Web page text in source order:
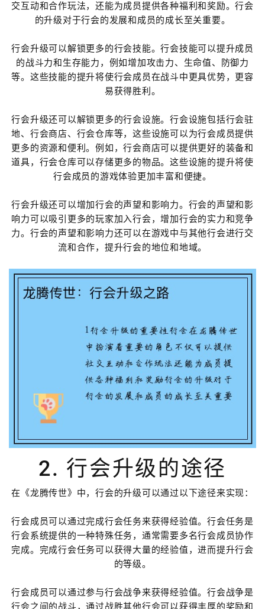
交互动和合作玩法，还能为成员提供各种福利和奖励。行会
的升级对于行会的发展和成员的成长至关重要。
行会升级可以解锁更多的行会技能。行会技能可以提升成员
的战斗力和生存能力，例如增加攻击力、生命值、防御力
等。这些技能的提升将使行会成员在战斗中更具优势，更容
易获得胜利。
行会升级还可以解锁更多的行会设施。行会设施包括行会驻
地、行会商店、行会仓库等，这些设施可以为行会成员提供
更多的资源和便利。例如，行会商店可以提供更好的装备和
道具，行会仓库可以存储更多的物品。这些设施的提升将使
行会成员的游戏体验更加丰富和便捷。
行会升级还可以增加行会的声望和影响力。行会的声望和影
响力可以吸引更多的玩家加入行会，增加行会的实力和竞争
力。行会的声望和影响力还可以在游戏中与其他行会进行交
流和合作，提升行会的地位和地域。
2. 行会升级的途径
在《龙腾传世》中，行会的升级可以通过以下途径来实现：
行会成员可以通过完成行会任务来获得经验值。行会任务是
行会系统提供的一种特殊任务，通常需要多名行会成员协作
完成。完成行会任务可以获得大量的经验值，进而提升行会
的等级。
行会成员可以通过参与行会战争来获得经验值。行会战争是
行会之间的战斗，通过战胜其他行会可以获得丰厚的奖励和